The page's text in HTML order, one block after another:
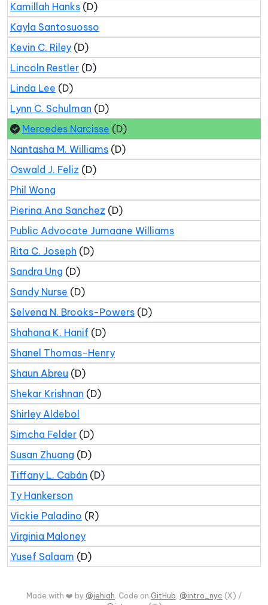
Kamillah Hanks (D)
Kayla Santosuosso
Kevin C. Riley (D)
Lincoln Restler (D)
Linda Lee (D)
Lynn C. Schulman (D)
Mercedes Narcisse (D)
Nantasha M. Williams (D)
Oswald J. Feliz (D)
Phil Wong
Pierina Ana Sanchez (D)
Public Advocate Jumaane Williams
Rita C. Joseph (D)
Sandra Ung (D)
Sandy Nurse (D)
Selvena N. Brooks-Powers (D)
Shahana K. Hanif (D)
Shanel Thomas-Henry
Shaun Abreu (D)
Shekar Krishnan (D)
Shirley Aldebol
Simcha Felder (D)
Susan Zhuang (D)
Tiffany L. Cabán (D)
Ty Hankerson
Vickie Paladino (R)
Virginia Maloney
Yusef Salaam (D)
Made with ❤️ by @jehiah. Code on GitHub. @intro_nyc (X) /